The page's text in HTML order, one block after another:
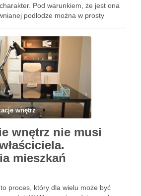
Pod warunkiem, że jest ona
podłodze można w prosty
wnętrz
wnętrz nie musi
mieszkań
proces, który dla wielu może być